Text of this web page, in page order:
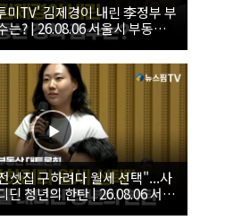
TV' 김제경이 내린 李정부 부
는? | 26.08.06 서울시 부동산
셋집 구하려다 월세 선택"...사
딘 청년의 한탄 | 26.08.06 서울
론회